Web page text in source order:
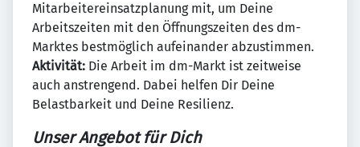
Mitarbeitereinsatzplanung mit, um Deine
Arbeitszeiten mit den Öffnungszeiten des dm-
Marktes bestmöglich aufeinander abzustimmen.
Aktivität: Die Arbeit im dm-Markt ist zeitweise
auch anstrengend. Dabei helfen Dir Deine
Belastbarkeit und Deine Resilienz.
Unser Angebot für Dich